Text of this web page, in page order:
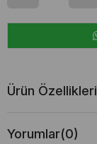
Ürün Özellikleri
Yorumlar(0)